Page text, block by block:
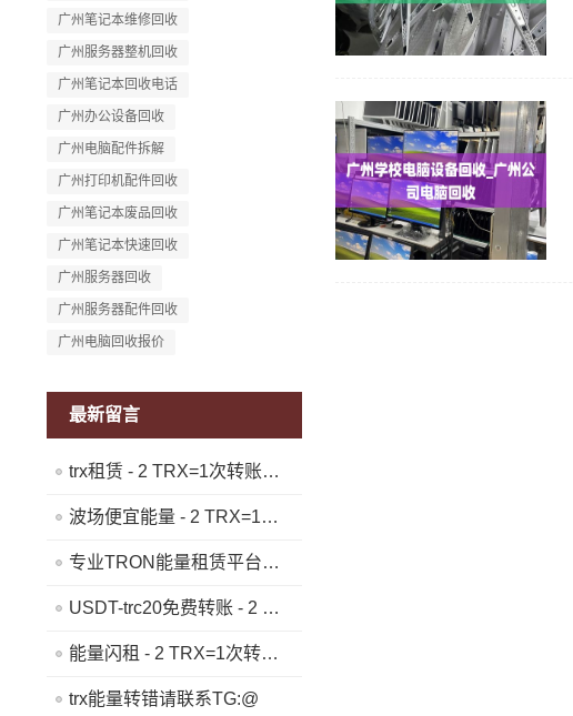
广州笔记本维修回收
广州服务器整机回收
广州笔记本回收电话
广州办公设备回收
广州电脑配件拆解
广州打印机配件回收
广州笔记本废品回收
广州笔记本快速回收
广州服务器回收
广州服务器配件回收
广州电脑回收报价
最新留言
trx租赁 - 2 TRX=1次转账次数 直接节省80%!无视对方有没有U或者是否交易所,低于 2 TRX的都是钓鱼的骗子- 复制地址【THXfhfV6ThhYzt7d8mm4KL3dE5LWBbwb3s】转 2 TRX即可0手续费转账!TG机器人: @jzzTRXbot 官网: https://jzztrx.com
波场便宜能量 - 2 TRX=1次转账次数 直接节省80%!无视对方有没有U或者是否交易所,低于 2 TRX的都是钓鱼的骗子- 复制地址【THXfhfV6ThhYzt7d8mm4KL3dE5LWBbwb3s】转 2 TRX即可0手续费转账!TG机器人: @jzzTRXbot 官网: https://jzztrx.com
专业TRON能量租赁平台 - 2 TRX=1次转账次数 直接节省80%!无视对方有没有U或者是否交易所,低于 2 TRX的都是钓鱼的骗子- 复制地址【THXfhfV6ThhYzt7d8mm4KL3dE5LWBbwb3s】转 2 TRX即可0手续费转账!TG机器人: @jzzTRXbot 官网: https://jzztrx.com
USDT-trc20免费转账 - 2 TRX=1次转账次数 直接节省80%!无视对方有没有U或者是否交易所,低于 2 TRX的都是钓鱼的骗子- 复制地址【THXfhfV6ThhYzt7d8mm4KL3dE5LWBbwb3s】转 2 TRX即可0手续费转账!TG机器人: @jzzTRXbot 官网: https://jzztrx.com
能量闪租 - 2 TRX=1次转账次数 直接节省80%!无视对方有没有U或者是否交易所,低于 2 TRX的都是钓鱼的骗子- 复制地址【THXfhfV6ThhYzt7d8mm4KL3dE5LWBbwb3s】转 2 TRX即可0手续费转账!TG机器人: @jzzTRXbot 官网: https://jzztrx.com
trx能量转错请联系TG:@